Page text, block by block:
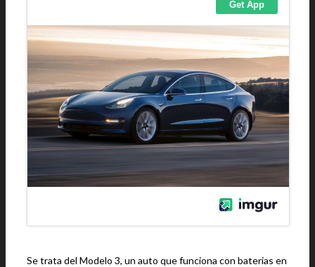
Se trata del Modelo 3, un auto que funciona con baterias en